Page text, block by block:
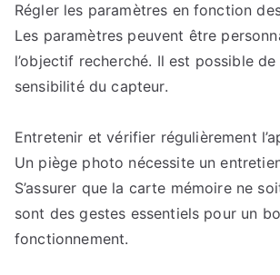
Régler les paramètres en fonction
Les paramètres peuvent être
l’objectif recherché. Il est possible
sensibilité du capteur.
Entretenir et vérifier régulièrement
Un piège photo nécessite un
S’assurer que la carte mémoire ne
sont des gestes essentiels pour un
fonctionnement.